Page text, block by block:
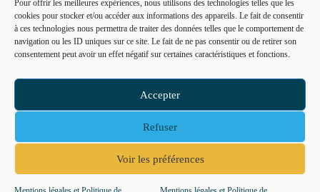
Pour offrir les meilleures expériences, nous utilisons des technologies telles que les
cookies pour stocker et/ou accéder aux informations des appareils. Le fait de consentir
à ces technologies nous permettra de traiter des données telles que le comportement de
navigation ou les ID uniques sur ce site. Le fait de ne pas consentir ou de retirer son
consentement peut avoir un effet négatif sur certaines caractéristiques et fonctions.
Accepter
Refuser
Voir les préférences
Tous droits réservés | Le Bureau de Val | E.I. - Valérie SKOWRONSKI-